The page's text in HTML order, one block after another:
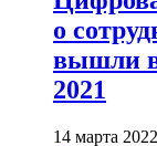
о
вышли
2021
14 марта 2022